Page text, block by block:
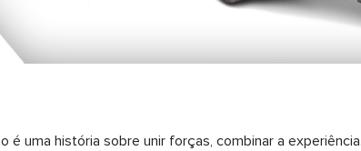
é uma história sobre unir forças, combinar a experiência.